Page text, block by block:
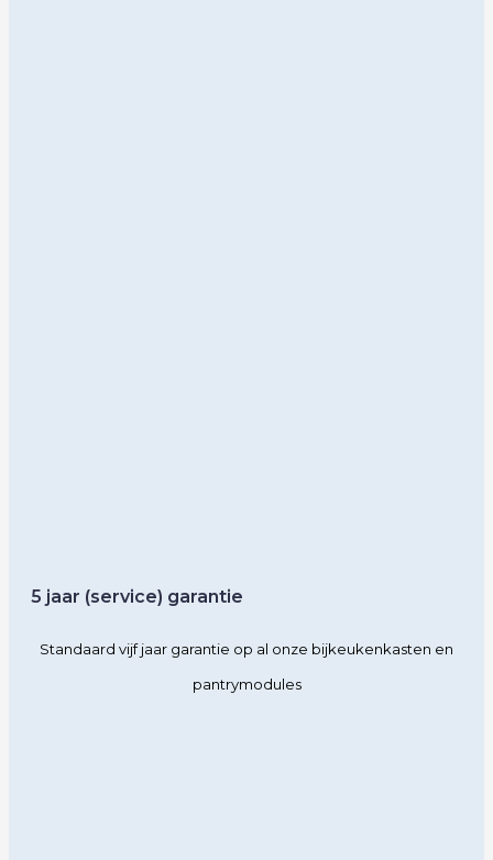
5 jaar (service) garantie
Standaard vijf jaar garantie op al onze bijkeukenkasten en
pantrymodules